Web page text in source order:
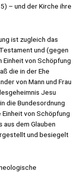
– und der Kirche ihre
ist zugleich das
und (gegen
von Schöpfung
die in der Ehe
von Mann und Frau
Jesu
die Bundesordnung
von Schöpfung
dem Glauben
und besiegelt